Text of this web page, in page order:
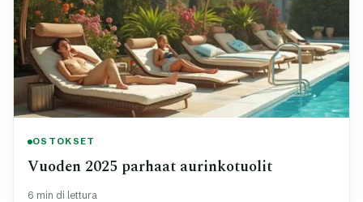
OSTOKSET
Vuoden 2025 parhaat aurinkotuolit
6 min di lettura